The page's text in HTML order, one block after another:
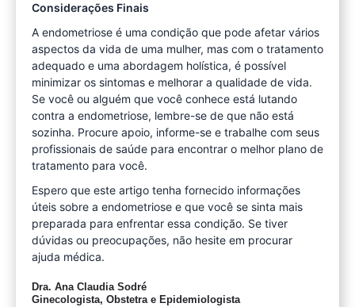
Considerações Finais
A endometriose é uma condição que pode afetar vários
aspectos da vida de uma mulher, mas com o tratamento
adequado e uma abordagem holística, é possível
minimizar os sintomas e melhorar a qualidade de vida.
Se você ou alguém que você conhece está lutando
contra a endometriose, lembre-se de que não está
sozinha. Procure apoio, informe-se e trabalhe com seus
profissionais de saúde para encontrar o melhor plano de
tratamento para você.
Espero que este artigo tenha fornecido informações
úteis sobre a endometriose e que você se sinta mais
preparada para enfrentar essa condição. Se tiver
dúvidas ou preocupações, não hesite em procurar
ajuda médica.
Dra. Ana Claudia Sodré
Ginecologista, Obstetra e Epidemiologista